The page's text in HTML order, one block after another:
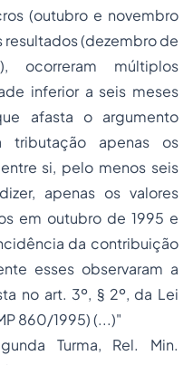
(outubro e novembro
resultados (dezembro de
ocorreram múltiplos
inferior a seis meses
afasta o argumento
tributação apenas os
si, pelo menos seis
apenas os valores
em outubro de 1995 e
da contribuição
esses observaram a
no art. 3º, § 2º, da Lei
860/1995) (...)"
Turma, Rel. Min.